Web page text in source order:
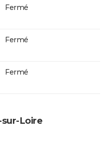
Fermé
Fermé
Fermé
Loire